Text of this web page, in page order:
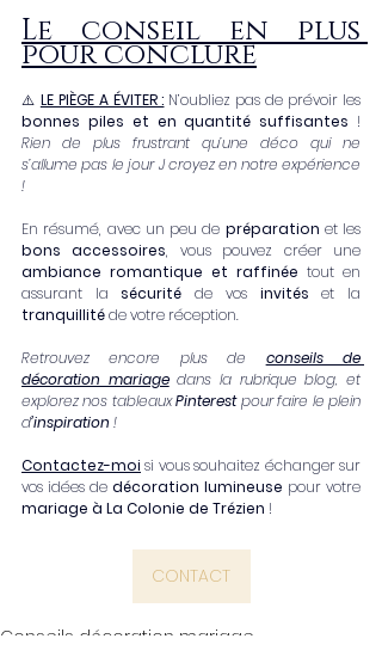
Le conseil en plus
pour conclure
⚠️ LE PIÈGE A ÉVITER :
bonnes piles et en quantité suffisantes
Rien de plus frustrant qu’une déco qui ne
s’allume pas le jour J croyez en notre expérience
!
En résumé, avec un peu de préparation
bons accessoires
ambiance romantique et raffinée tout en
assurant la sécurité de vos invités
tranquillité de votre réception.
Retrouvez encore plus de
conseils de
décoration mariage dans la rubrique blog, et
explorez nos tableaux Pinterest pour faire le plein
d’inspiration !
Contactez-moi si vous souhaitez échanger sur
vos idées de décoration lumineuse
mariage à La Colonie de Trézien !
CONTACT
Conseils décoration mariage